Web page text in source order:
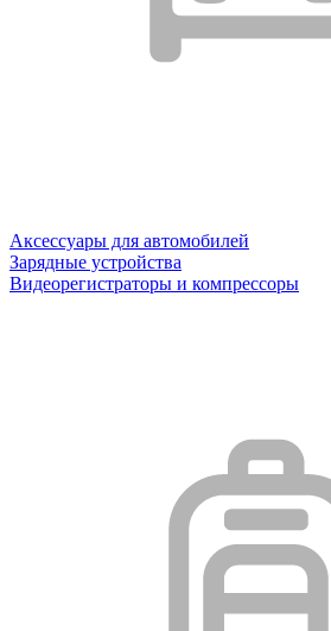
Аксессуары для автомобилей
Зарядные устройства
Видеорегистраторы и компрессоры